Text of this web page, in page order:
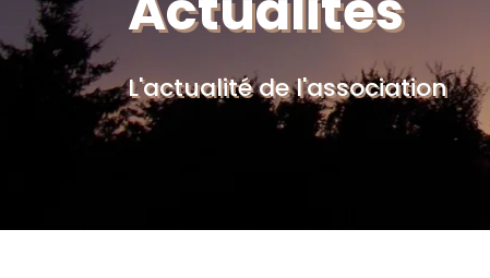
L'actualité de l'association